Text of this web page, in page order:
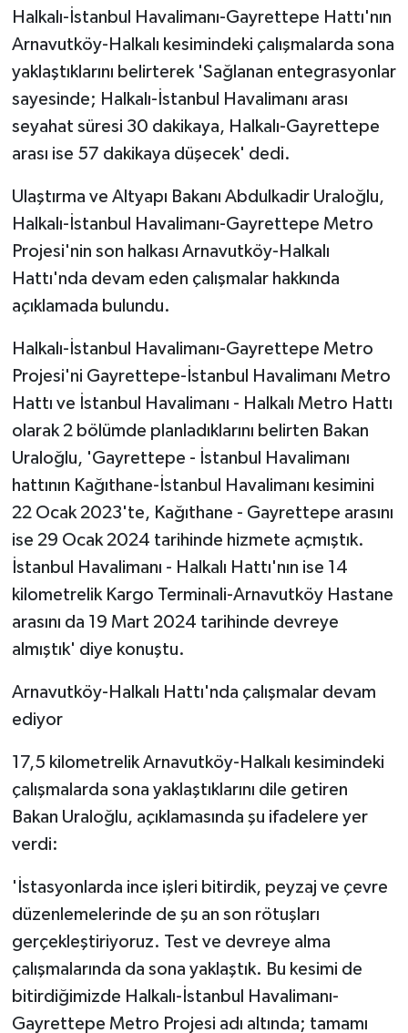
Halkalı-İstanbul Havalimanı-Gayrettepe Hattı'nın
Arnavutköy-Halkalı kesimindeki çalışmalarda sona
yaklaştıklarını belirterek 'Sağlanan entegrasyonlar
sayesinde; Halkalı-İstanbul Havalimanı arası
seyahat süresi 30 dakikaya, Halkalı-Gayrettepe
arası ise 57 dakikaya düşecek' dedi.
Ulaştırma ve Altyapı Bakanı Abdulkadir Uraloğlu,
Halkalı-İstanbul Havalimanı-Gayrettepe Metro
Projesi'nin son halkası Arnavutköy-Halkalı
Hattı'nda devam eden çalışmalar hakkında
açıklamada bulundu.
Halkalı-İstanbul Havalimanı-Gayrettepe Metro
Projesi'ni Gayrettepe-İstanbul Havalimanı Metro
Hattı ve İstanbul Havalimanı - Halkalı Metro Hattı
olarak 2 bölümde planladıklarını belirten Bakan
Uraloğlu, 'Gayrettepe - İstanbul Havalimanı
hattının Kağıthane-İstanbul Havalimanı kesimini
22 Ocak 2023'te, Kağıthane - Gayrettepe arasını
ise 29 Ocak 2024 tarihinde hizmete açmıştık.
İstanbul Havalimanı - Halkalı Hattı'nın ise 14
kilometrelik Kargo Terminali-Arnavutköy Hastane
arasını da 19 Mart 2024 tarihinde devreye
almıştık' diye konuştu.
Arnavutköy-Halkalı Hattı'nda çalışmalar devam
ediyor
17,5 kilometrelik Arnavutköy-Halkalı kesimindeki
çalışmalarda sona yaklaştıklarını dile getiren
Bakan Uraloğlu, açıklamasında şu ifadelere yer
verdi:
'İstasyonlarda ince işleri bitirdik, peyzaj ve çevre
düzenlemelerinde de şu an son rötuşları
gerçekleştiriyoruz. Test ve devreye alma
çalışmalarında da sona yaklaştık. Bu kesimi de
bitirdiğimizde Halkalı-İstanbul Havalimanı-
Gayrettepe Metro Projesi adı altında; tamamı
İNSAN
İş Dünyası
Jandarma
KÜLTÜR SANAT
MAGAZİN
Otomobil
Sağlık
SİYASET
TEKNOLOJİ
Turizm
ÜLKE GÜNDEMİ
YAŞAM
Yerel Haberler